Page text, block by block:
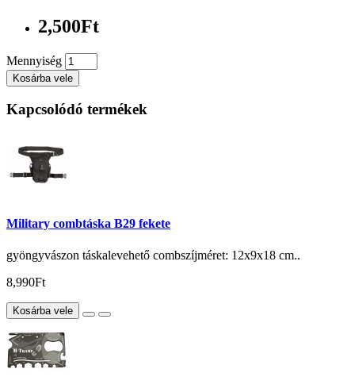
2,500Ft
Mennyiség
Kosárba vele
Kapcsolódó termékek
Military combtáska B29 fekete
gyöngyvászon táskalevehető combszíjméret: 12x9x18 cm..
8,990Ft
Kosárba vele